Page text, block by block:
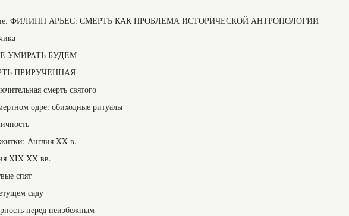
ФИЛИПП АРЬЕС: СМЕРТЬ КАК ПРОБЛЕМА ИСТОРИЧЕСКОЙ АНТРОПОЛОГИИ
УМИРАТЬ БУДЕМ
ПРИРУЧЕННАЯ
смерть святого
одре: обиходные ритуалы
Англия XX в.
XIX XX вв.
спят
саду
перед неизбежным